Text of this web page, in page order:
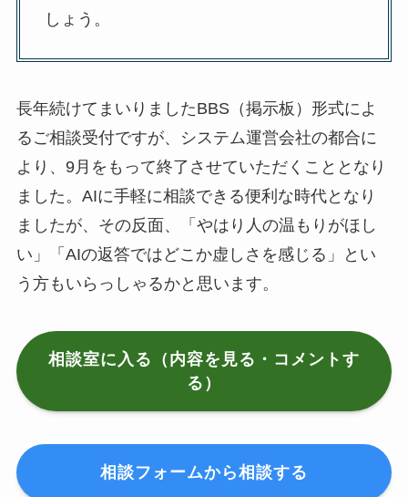
しょう。
長年続けてまいりましたBBS（掲示板）形式によ
るご相談受付ですが、システム運営会社の都合に
より、9月をもって終了させていただくこととなり
ました。AIに手軽に相談できる便利な時代となり
ましたが、その反面、「やはり人の温もりがほし
い」「AIの返答ではどこか虚しさを感じる」とい
う方もいらっしゃるかと思います。
相談室に入る（内容を見る・コメントす
る）
相談フォームから相談する